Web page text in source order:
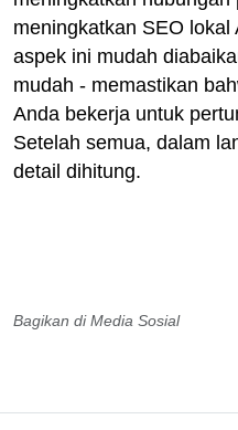
meningkatkan SEO
aspek ini mudah
mudah - memastikan
Anda bekerja untuk
Setelah semua, dalam
detail dihitung.
Bagikan di Media Sosial